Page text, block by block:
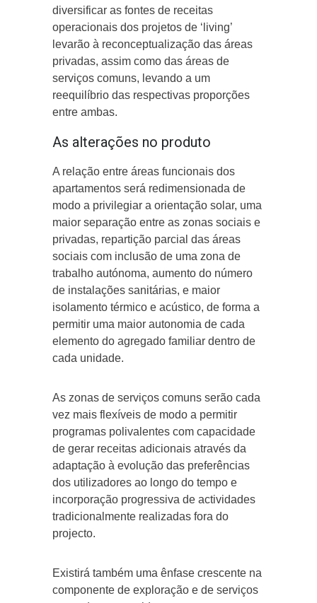
diversificar as fontes de receitas
operacionais dos projetos de ‘living’
levarão à reconceptualização das áreas
privadas, assim como das áreas de
serviços comuns, levando a um
reequilíbrio das respectivas proporções
entre ambas.
As alterações no produto
A relação entre áreas funcionais dos
apartamentos será redimensionada de
modo a privilegiar a orientação solar, uma
maior separação entre as zonas sociais e
privadas, repartição parcial das áreas
sociais com inclusão de uma zona de
trabalho autónoma, aumento do número
de instalações sanitárias, e maior
isolamento térmico e acústico, de forma a
permitir uma maior autonomia de cada
elemento do agregado familiar dentro de
cada unidade.
As zonas de serviços comuns serão cada
vez mais flexíveis de modo a permitir
programas polivalentes com capacidade
de gerar receitas adicionais através da
adaptação à evolução das preferências
dos utilizadores ao longo do tempo e
incorporação progressiva de actividades
tradicionalmente realizadas fora do
projecto.
Existirá também uma ênfase crescente na
componente de exploração e de serviços